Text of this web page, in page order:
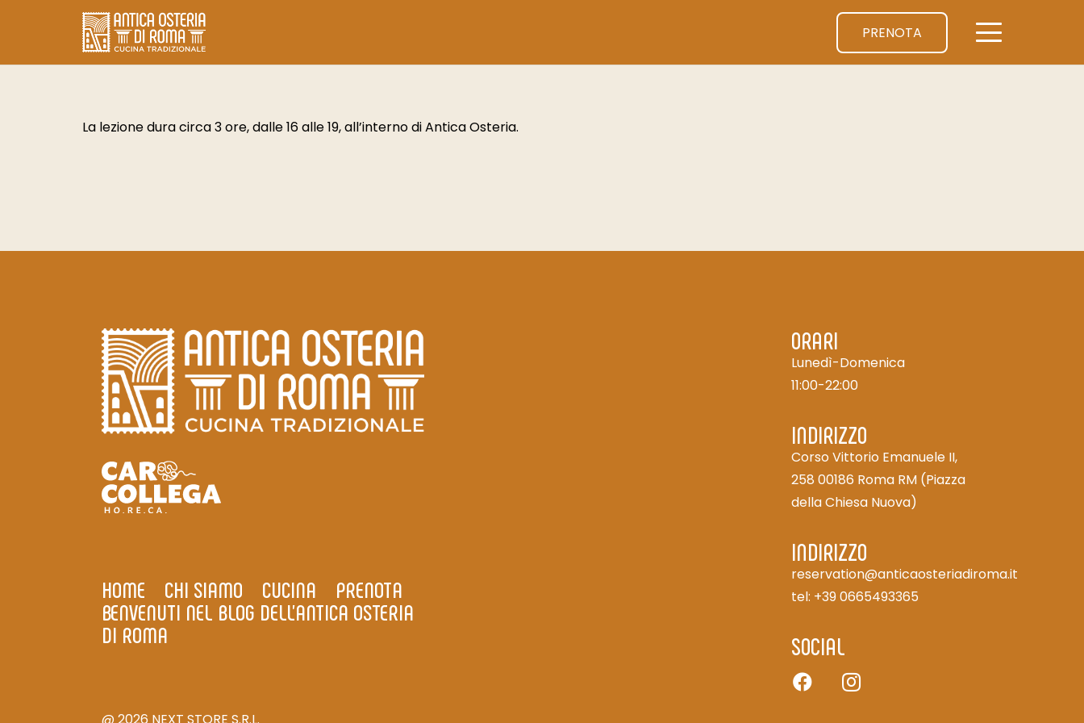
PRENOTA
La lezione dura circa 3 ore, dalle 16 alle 19, all’interno di Antica Osteria.
HOME CHI SIAMO CUCINA
PRENOTA
BENVENUTI NEL BLOG DELL’ANTICA OSTERIA
DI ROMA
ORARI
Lunedì-Domenica
11:00-22:00
INDIRIZZO
Corso Vittorio Emanuele II,
258 00186 Roma RM (Piazza
della Chiesa Nuova)
INDIRIZZO
reservation@anticaosteriadiroma.it
tel: +39 0665493365
SOCIAL